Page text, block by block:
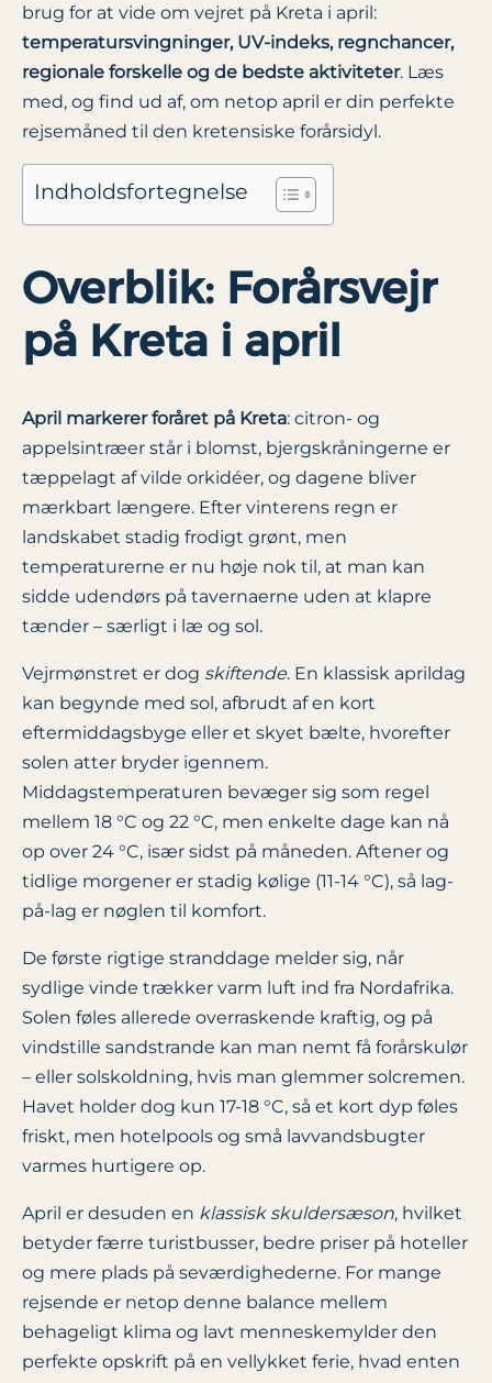
brug for at vide om vejret på Kreta i april:
temperatursvingninger, UV-indeks, regnchancer,
regionale forskelle og de bedste aktiviteter. Læs
med, og find ud af, om netop april er din perfekte
rejsemåned til den kretensiske forårsidyl.
Indholdsfortegnelse
Overblik: Forårsvejr
på Kreta i april
April markerer foråret på Kreta: citron- og
appelsintræer står i blomst, bjergskråningerne er
tæppe­lagt af vilde orkidéer, og dagene bliver
mærkbart længere. Efter vinterens regn er
landskabet stadig frodigt grønt, men
temperaturerne er nu høje nok til, at man kan
sidde udendørs på tavernaerne uden at klapre
tænder – særligt i læ og sol.
Vejr­mønstret er dog skiftende. En klassisk aprildag
kan begynde med sol, afbrudt af en kort
eftermiddagsbyge eller et skyet bælte, hvorefter
solen atter bryder igennem.
Middagstemperaturen bevæger sig som regel
mellem 18 °C og 22 °C, men enkelte dage kan nå
op over 24 °C, især sidst på måneden. Aftener og
tidlige morgener er stadig kølige (11-14 °C), så lag-
på-lag er nøglen til komfort.
De første rigtige stranddage melder sig, når
sydlige vinde trækker varm luft ind fra Nordafrika.
Solen føles allerede overraskende kraftig, og på
vindstille sandstrande kan man nemt få forårs­kulør
– eller solskoldning, hvis man glemmer solcremen.
Havet holder dog kun 17-18 °C, så et kort dyp føles
friskt, men hotelpools og små lavvandsbugter
varmes hurtigere op.
April er desuden en klassisk skuldersæson, hvilket
betyder færre turistbusser, bedre priser på hoteller
og mere plads på seværdighederne. For mange
rejsende er netop denne balance mellem
behageligt klima og lavt menneskemylder den
perfekte opskrift på en vellykket ferie, hvad enten